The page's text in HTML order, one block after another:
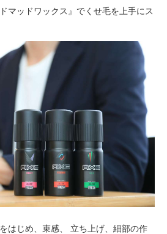
マッドワックス』でくせ毛を上手にス
はじめ、束感、 立ち上げ、細部の作